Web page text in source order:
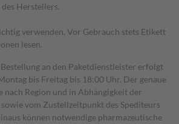
Herstellers.
verwenden. Vor Gebrauch stets Etikett
lesen.
an den Paketdienstleister erfolgt
bis Freitag bis 18:00 Uhr. Der genaue
nach Region und in Abhängigkeit der
vom Zustellzeitpunkt des Spediteurs
können notwendige pharmazeutische